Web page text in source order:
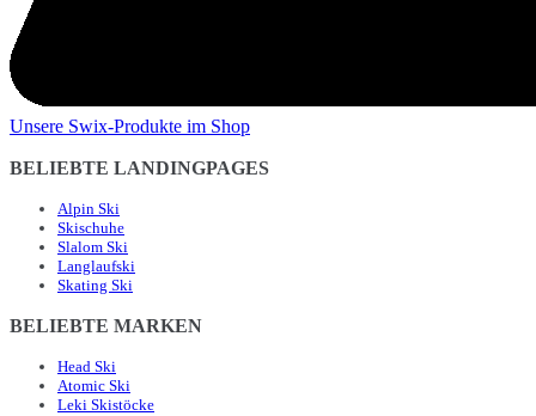
Unsere Swix-Produkte im Shop
BELIEBTE LANDINGPAGES
Alpin Ski
Skischuhe
Slalom Ski
Langlaufski
Skating Ski
BELIEBTE MARKEN
Head Ski
Atomic Ski
Leki Skistöcke